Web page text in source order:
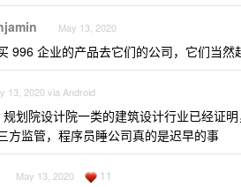
May 13, 2020
996 企业的产品去它们的公司，它们当然
13, 2020 via Android
规划院设计院一类的建筑设计行业已经证
方监管，程序员睡公司真的是迟早的事
May 13, 2020 11